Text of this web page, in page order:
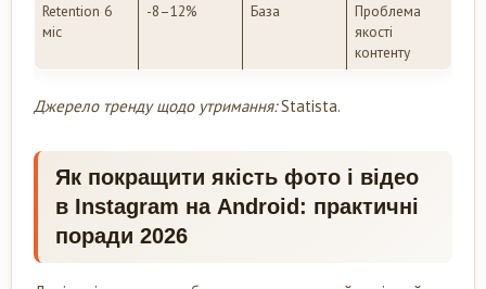
Retention 6
міс
-8–12% База
Проблема
якості
контенту
Джерело тренду щодо утримання:Statista.
Як покращити якість фото і відео
в Instagram на Android: практичні
поради 2026